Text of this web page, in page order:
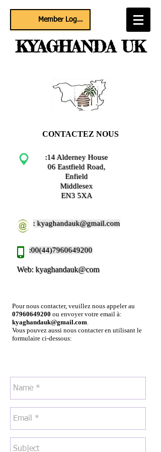
Member Log In
KYAGHANDA UK
CONTACTEZ NOUS
:14 Alderney House
06 Eastfield Road,
Enfield
Middlesex
EN3 5XA
: kyaghandauk@gmail.com
:00(44)7960649200
Web: kyaghandauk@com
Pour nous contacter, veuillez nous appeler au
07960649200 ou envoyer votre email à:
kyaghandauk@gmail.com.
Vous pouvez aussi nous contacter en utilisant le
formulaire ci-dessous: